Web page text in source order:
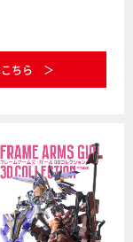
ちら